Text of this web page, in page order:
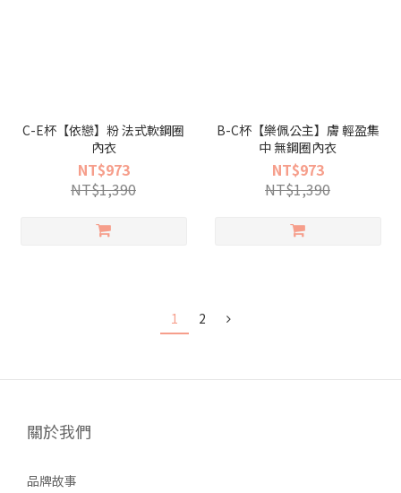
C-E杯【依戀】粉 法式軟鋼圈
內衣
NT$973
NT$1,390
B-C杯【樂佩公主】膚 輕盈集
中 無鋼圈內衣
NT$973
NT$1,390
1 2
關於我們
品牌故事